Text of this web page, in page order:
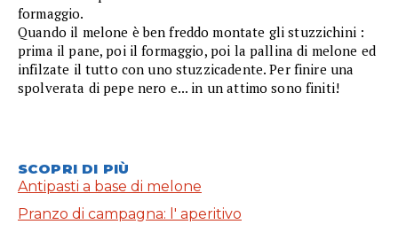
formaggio.
Quando il melone è ben freddo montate gli stuzzichini :
prima il pane, poi il formaggio, poi la pallina di melone ed
infilzate il tutto con uno stuzzicadente. Per finire una
spolverata di pepe nero e... in un attimo sono finiti!
SCOPRI DI PIÙ
Antipasti a base di melone
Pranzo di campagna: l' aperitivo